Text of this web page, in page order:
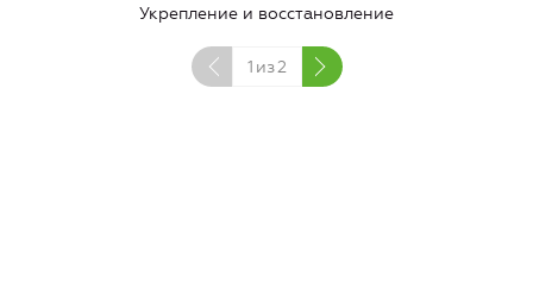
Укрепление и восстановление
1 из2